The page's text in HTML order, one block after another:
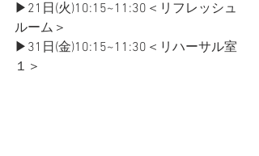
▶21日(火)10:15~11:30＜リフレッシュ
ルーム＞
▶31日(金)10:15~11:30＜リハーサル室
１＞